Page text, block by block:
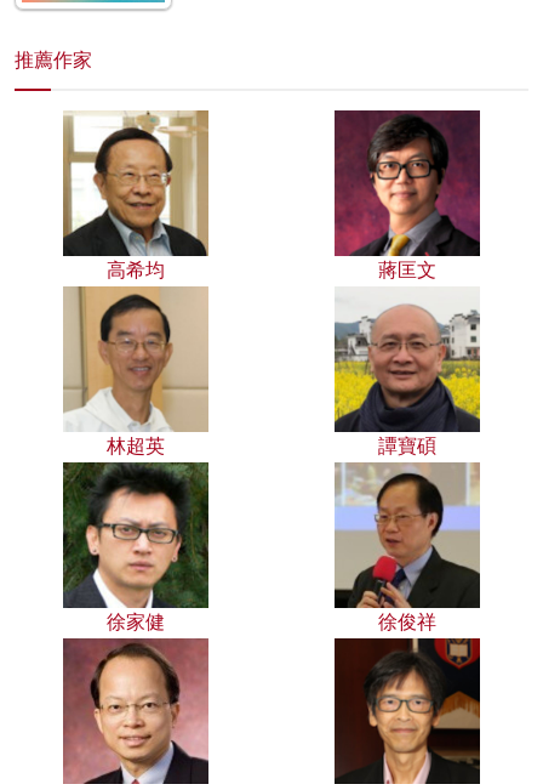
推薦作家
高希均 蔣匡文
林超英 譚寶碩
徐家健 徐俊祥